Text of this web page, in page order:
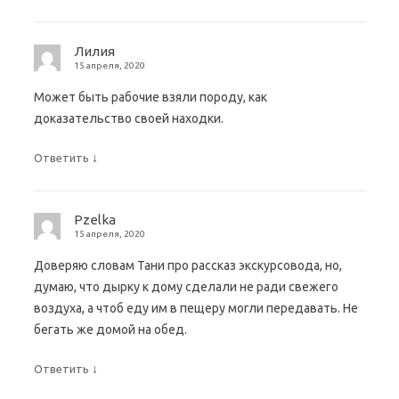
Лилия
15 апреля, 2020
Может быть рабочие взяли породу, как
доказательство своей находки.
Ответить ↓
Pzelka
15 апреля, 2020
Доверяю словам Тани про рассказ экскурсовода, но,
думаю, что дырку к дому сделали не ради свежего
воздуха, а чтоб еду им в пещеру могли передавать. Не
бегать же домой на обед.
Ответить ↓